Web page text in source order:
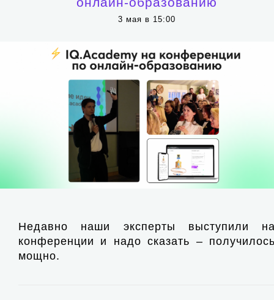
3 мая в 15:00
Недавно наши эксперты выступили
конференции и надо сказать –
мощно.